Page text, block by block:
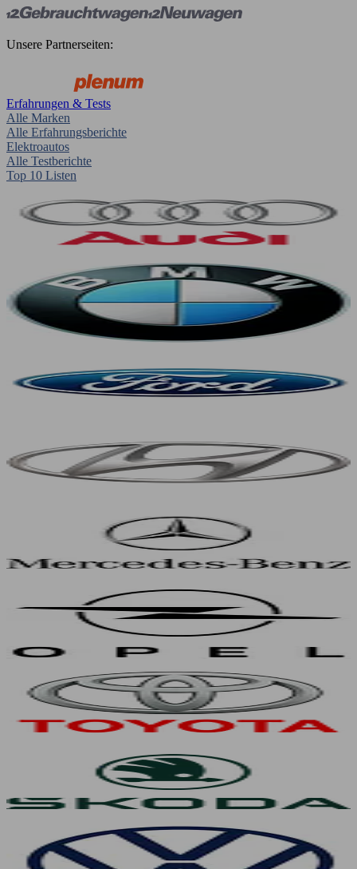
Unsere Partnerseiten:
Erfahrungen & Tests
Alle Marken
Alle Erfahrungsberichte
Elektroautos
Alle Testberichte
Top 10 Listen